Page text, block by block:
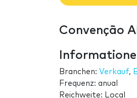
Convenção
Branchen: Verkauf,
Frequenz: anual
Reichweite: Local